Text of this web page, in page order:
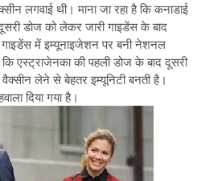
लगवाई थी। माना जा रहा है कि कनाडाई
डोज को लेकर जारी गाइडेंस के बाद
में इम्यूनाइजेशन पर बनी नेशनल
एस्ट्राजेनका की पहली डोज के बाद दूसरी
लेने से बेहतर इम्यूनिटी बनती है।
दिया गया है।